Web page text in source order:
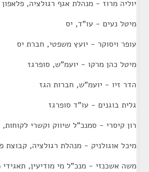
יוליה מרוז - מנהלת אגף רגולציה, פלאפון
מיטל נעים - עו"ד, יס
עופר ויסוקר - יועץ משפטי, חברת יס
מיטל כהן מרקו - יועמ"ש, סופרגז
הדר זיו - יועמ"ש, חברות הגז
גלית בוגנים - עו"ד סופרגז
רון קיסרי - סמנכ"ל שיווק וקשרי לקוחות,
מיכל אוגולניק - מנהלת רגולציה, קבוצת
משה אשכנזי - מנכ"ל מי מודיעין, תאגידי